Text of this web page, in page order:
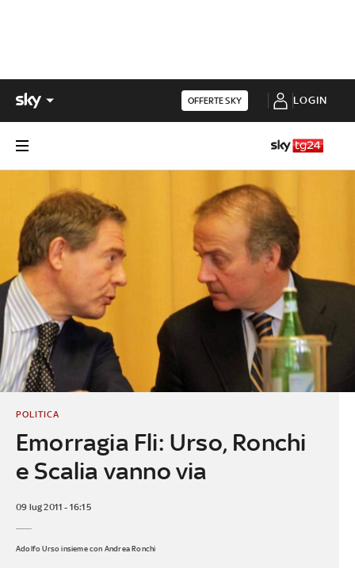
OFFERTE SKY LOGIN
Emorragia Fli: Urso, Ronchi
e Scalia vanno via
POLITICA
09 lug 2011 - 16:15
Adolfo Urso insieme con Andrea Ronchi